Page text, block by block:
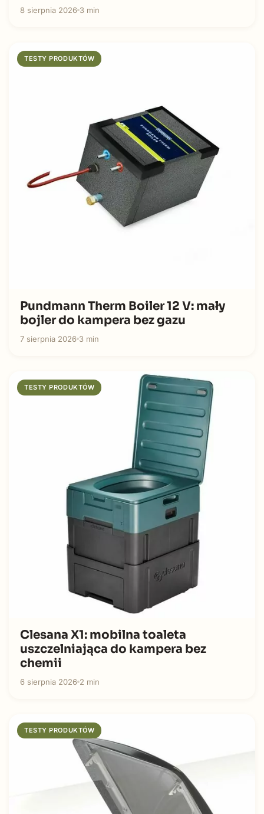
8 sierpnia 2026 3 min
TESTY PRODUKTÓW
Pundmann Therm Boiler 12 V: mały
bojler do kampera bez gazu
7 sierpnia 2026 3 min
TESTY PRODUKTÓW
Clesana X1: mobilna toaleta
uszczelniająca do kampera bez
chemii
6 sierpnia 2026 2 min
TESTY PRODUKTÓW